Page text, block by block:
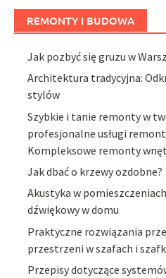
REMONTY I BUDOWA
Jak pozbyć się gruzu w
Architektura tradycyjna:
stylów
Szybkie i tanie remonty w
profesjonalne usługi
Kompleksowe remonty
Jak dbać o krzewy ozdobne?
Akustyka w
dźwiękowy w domu
Praktyczne rozwiązania
przestrzeni w szafach i
Przepisy dotyczące